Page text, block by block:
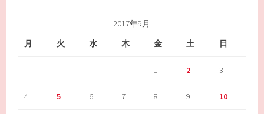
2017年9月
月
火 水 木 金 土 日
1 2 3
4 5 6 7 8 9 10